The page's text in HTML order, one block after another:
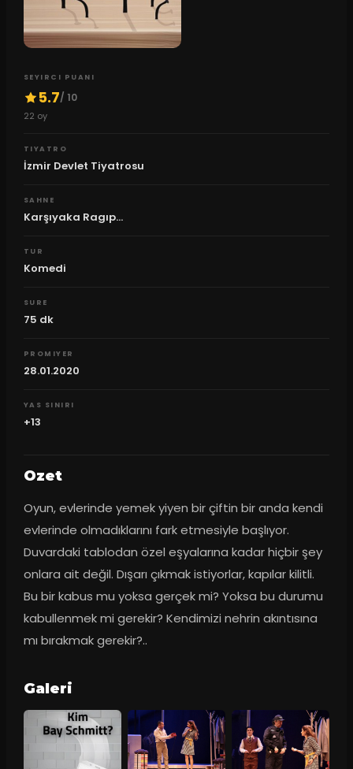
SEYIRCI PUANI
5.7/ 10
22 oy
TIYATRO
İzmir Devlet Tiyatrosu
SAHNE
Karşıyaka Ragıp...
TUR
Komedi
SURE
75 dk
PROMIYER
28.01.2020
YAS SINIRI
+13
Ozet
Oyun, evlerinde yemek yiyen bir çiftin bir anda kendi
evlerinde olmadıklarını fark etmesiyle başlıyor.
Duvardaki tablodan özel eşyalarına kadar hiçbir şey
onlara ait değil. Dışarı çıkmak istiyorlar, kapılar kilitli.
Bu bir kabus mu yoksa gerçek mi? Yoksa bu durumu
kabullenmek mi gerekir? Kendimizi nehrin akıntısına
mı bırakmak gerekir?..
Galeri